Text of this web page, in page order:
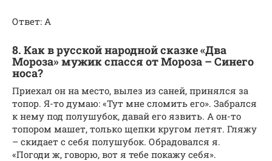
Ответ: А
8. Как в русской народной сказке «Два
Мороза» мужик спасся от Мороза – Синего
носа?
Приехал он на место, вылез из саней, принялся за
топор. Я-то думаю: «Тут мне сломить его». Забрался
к нему под полушубок, давай его язвить. А он-то
топором машет, только щепки кругом летят. Гляжу
– скидает с себя полушубок. Обрадовался я.
«Погоди ж, говорю, вот я тебе покажу себя».